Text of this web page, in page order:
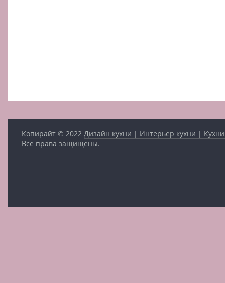
Копирайт © 2022 Дизайн кухни | Интерьер кухни |
Все права защищены.